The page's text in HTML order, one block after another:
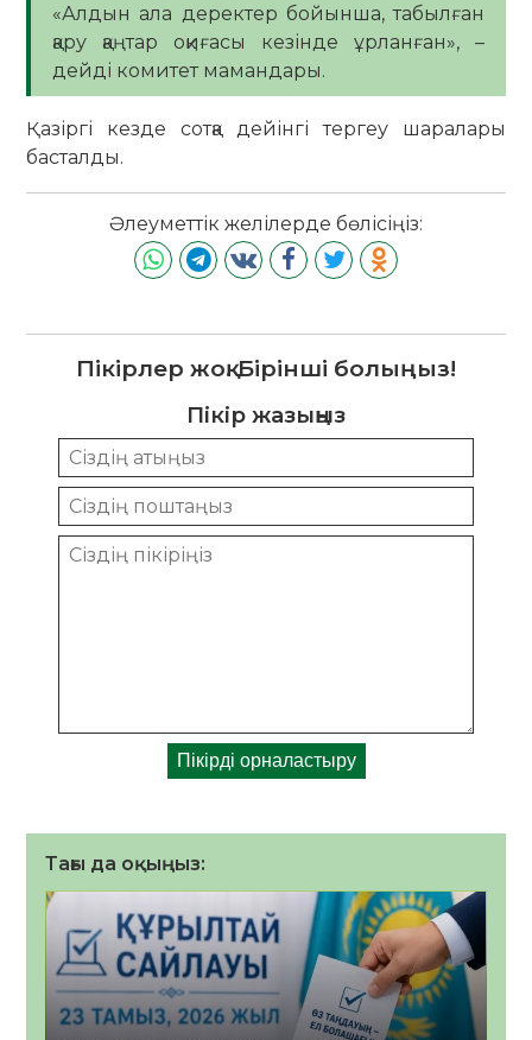
«Алдын ала деректер бойынша, табылған
қару қаңтар оқиғасы кезінде ұрланған», –
дейді комитет мамандары.
Қазіргі кезде сотқа дейінгі тергеу шаралары
басталды.
Әлеуметтік желілерде бөлісіңіз:
Пікірлер жоқ. Бірінші болыңыз!
Пікір жазыңыз
Тағы да оқыңыз: